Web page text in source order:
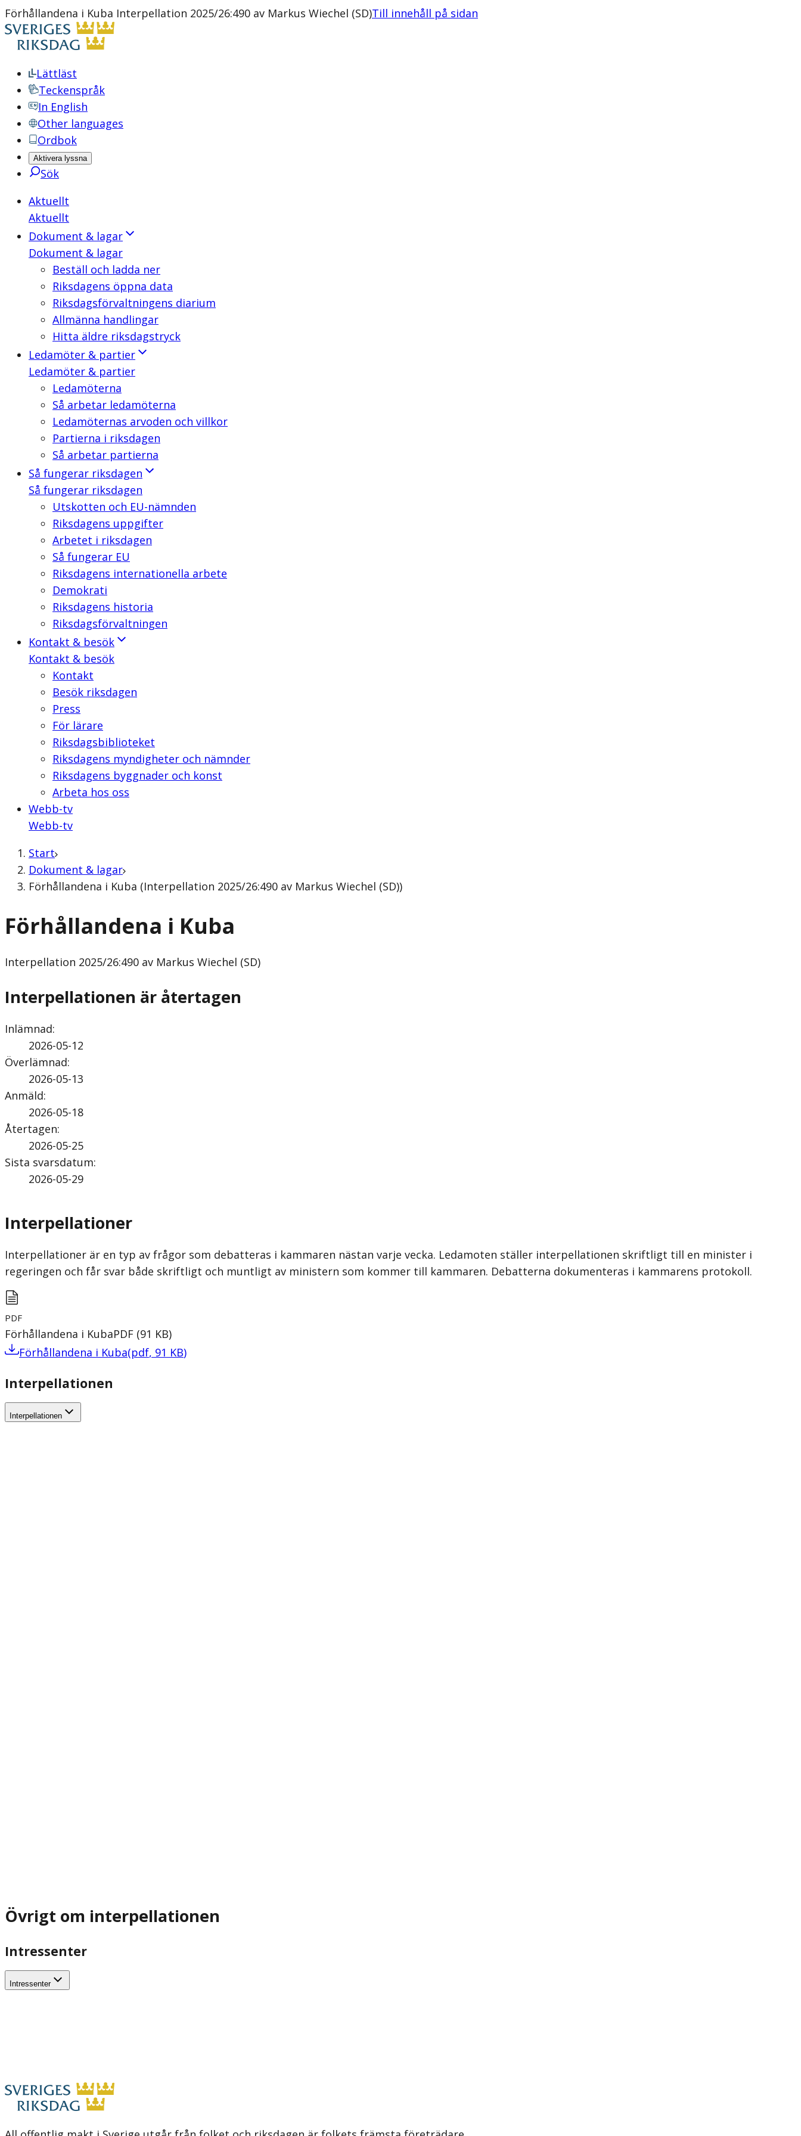
Förhållandena i Kuba Interpellation 2025/26:490 av Markus Wiechel (SD)Till innehåll på sidan
Lättläst
Teckenspråk
In English
Other languages
Ordbok
Aktivera lyssna
Sök
Aktuellt
Aktuellt
Dokument & lagar
Dokument & lagar
Beställ och ladda ner
Riksdagens öppna data
Riksdagsförvaltningens diarium
Allmänna handlingar
Hitta äldre riksdagstryck
Ledamöter & partier
Ledamöter & partier
Ledamöterna
Så arbetar ledamöterna
Ledamöternas arvoden och villkor
Partierna i riksdagen
Så arbetar partierna
Så fungerar riksdagen
Så fungerar riksdagen
Utskotten och EU-nämnden
Riksdagens uppgifter
Arbetet i riksdagen
Så fungerar EU
Riksdagens internationella arbete
Demokrati
Riksdagens historia
Riksdagsförvaltningen
Kontakt & besök
Kontakt & besök
Kontakt
Besök riksdagen
Press
För lärare
Riksdagsbiblioteket
Riksdagens myndigheter och nämnder
Riksdagens byggnader och konst
Arbeta hos oss
Webb-tv
Webb-tv
Start
Dokument & lagar
Förhållandena i Kuba (Interpellation 2025/26:490 av Markus Wiechel (SD))
Förhållandena i Kuba
Interpellation 2025/26:490 av Markus Wiechel (SD)
Interpellationen är återtagen
Inlämnad:
2026-05-12
Överlämnad:
2026-05-13
Anmäld:
2026-05-18
Återtagen:
2026-05-25
Sista svarsdatum:
2026-05-29
Interpellationer
Interpellationer är en typ av frågor som debatteras i kammaren nästan varje vecka. Ledamoten ställer interpellationen skriftligt till en minister i
regeringen och får svar både skriftligt och muntligt av ministern som kommer till kammaren. Debatterna dokumenteras i kammarens protokoll.
PDF
Förhållandena i KubaPDF (91 KB)
Förhållandena i Kuba(pdf, 91 KB)
Interpellationen
Interpellationen
Övrigt om interpellationen
Intressenter
Intressenter